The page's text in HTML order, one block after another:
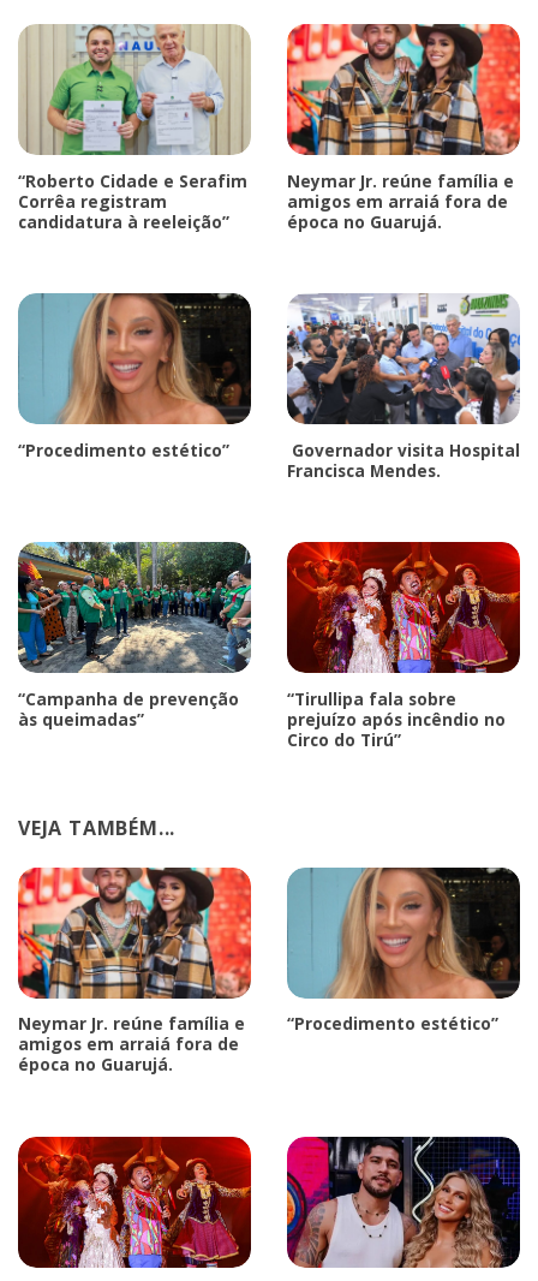
“Roberto Cidade e Serafim
Corrêa registram
candidatura à reeleição”
Neymar Jr. reúne família e
amigos em arraiá fora de
época no Guarujá.
“Procedimento estético”
Governador visita Hospital
Francisca Mendes.
“Campanha de prevenção
às queimadas”
“Tirullipa fala sobre
prejuízo após incêndio no
Circo do Tirú”
VEJA TAMBÉM...
Neymar Jr. reúne família e
amigos em arraiá fora de
época no Guarujá.
“Procedimento estético”